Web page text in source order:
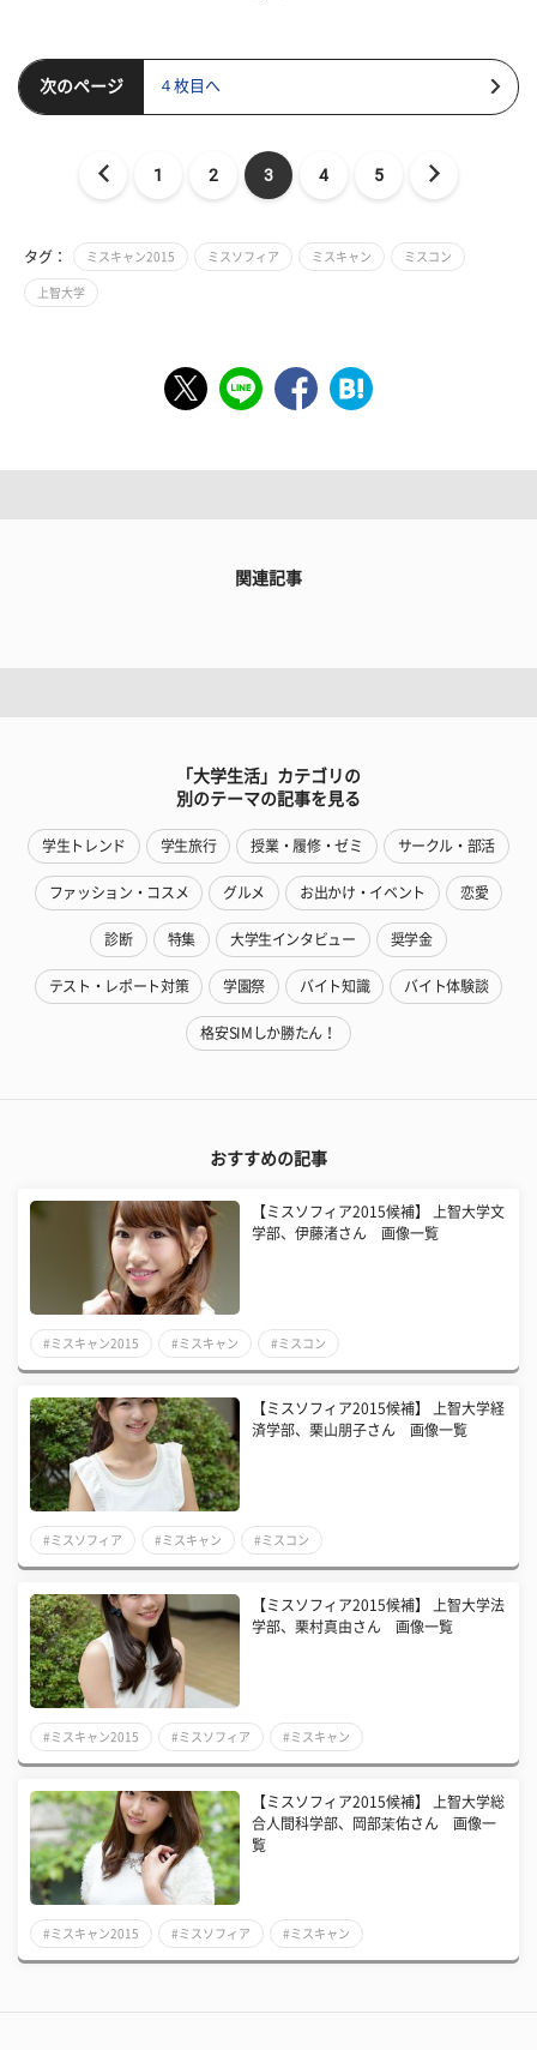
次のページ ４枚目へ
1 2 3 4 5
タグ： ミスキャン2015 ミスソフィア ミスキャン ミスコン
上智大学
関連記事
「大学生活」カテゴリの
別のテーマの記事を見る
学生トレンド 学生旅行 授業・履修・ゼミ サークル・部活
ファッション・コスメ グルメ お出かけ・イベント 恋愛
診断 特集 大学生インタビュー 奨学金
テスト・レポート対策 学園祭 バイト知識 バイト体験談
格安SIMしか勝たん！
おすすめの記事
【ミスソフィア2015候補】 上智大学文
学部、伊藤渚さん 画像一覧
#ミスキャン2015 #ミスキャン #ミスコン
【ミスソフィア2015候補】 上智大学経
済学部、栗山朋子さん 画像一覧
#ミスソフィア #ミスキャン #ミスコン
【ミスソフィア2015候補】 上智大学法
学部、栗村真由さん 画像一覧
#ミスキャン2015 #ミスソフィア #ミスキャン
【ミスソフィア2015候補】 上智大学総
合人間科学部、岡部茉佑さん 画像一
覧
#ミスキャン2015 #ミスソフィア #ミスキャン